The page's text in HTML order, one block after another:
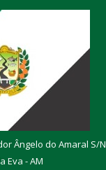
Ângelo do Amaral S/N
Eva - AM